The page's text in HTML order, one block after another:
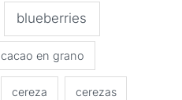
blueberries
cacao en grano
cereza cerezas